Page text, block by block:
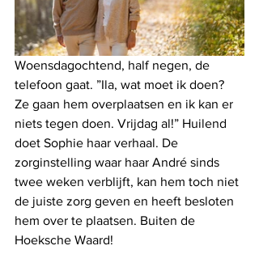
Woensdagochtend, half negen, de
telefoon gaat. ”Ila, wat moet ik doen?
Ze gaan hem overplaatsen en ik kan er
niets tegen doen. Vrijdag al!” Huilend
doet Sophie haar verhaal. De
zorginstelling waar haar André sinds
twee weken verblijft, kan hem toch niet
de juiste zorg geven en heeft besloten
hem over te plaatsen. Buiten de
Hoeksche Waard!